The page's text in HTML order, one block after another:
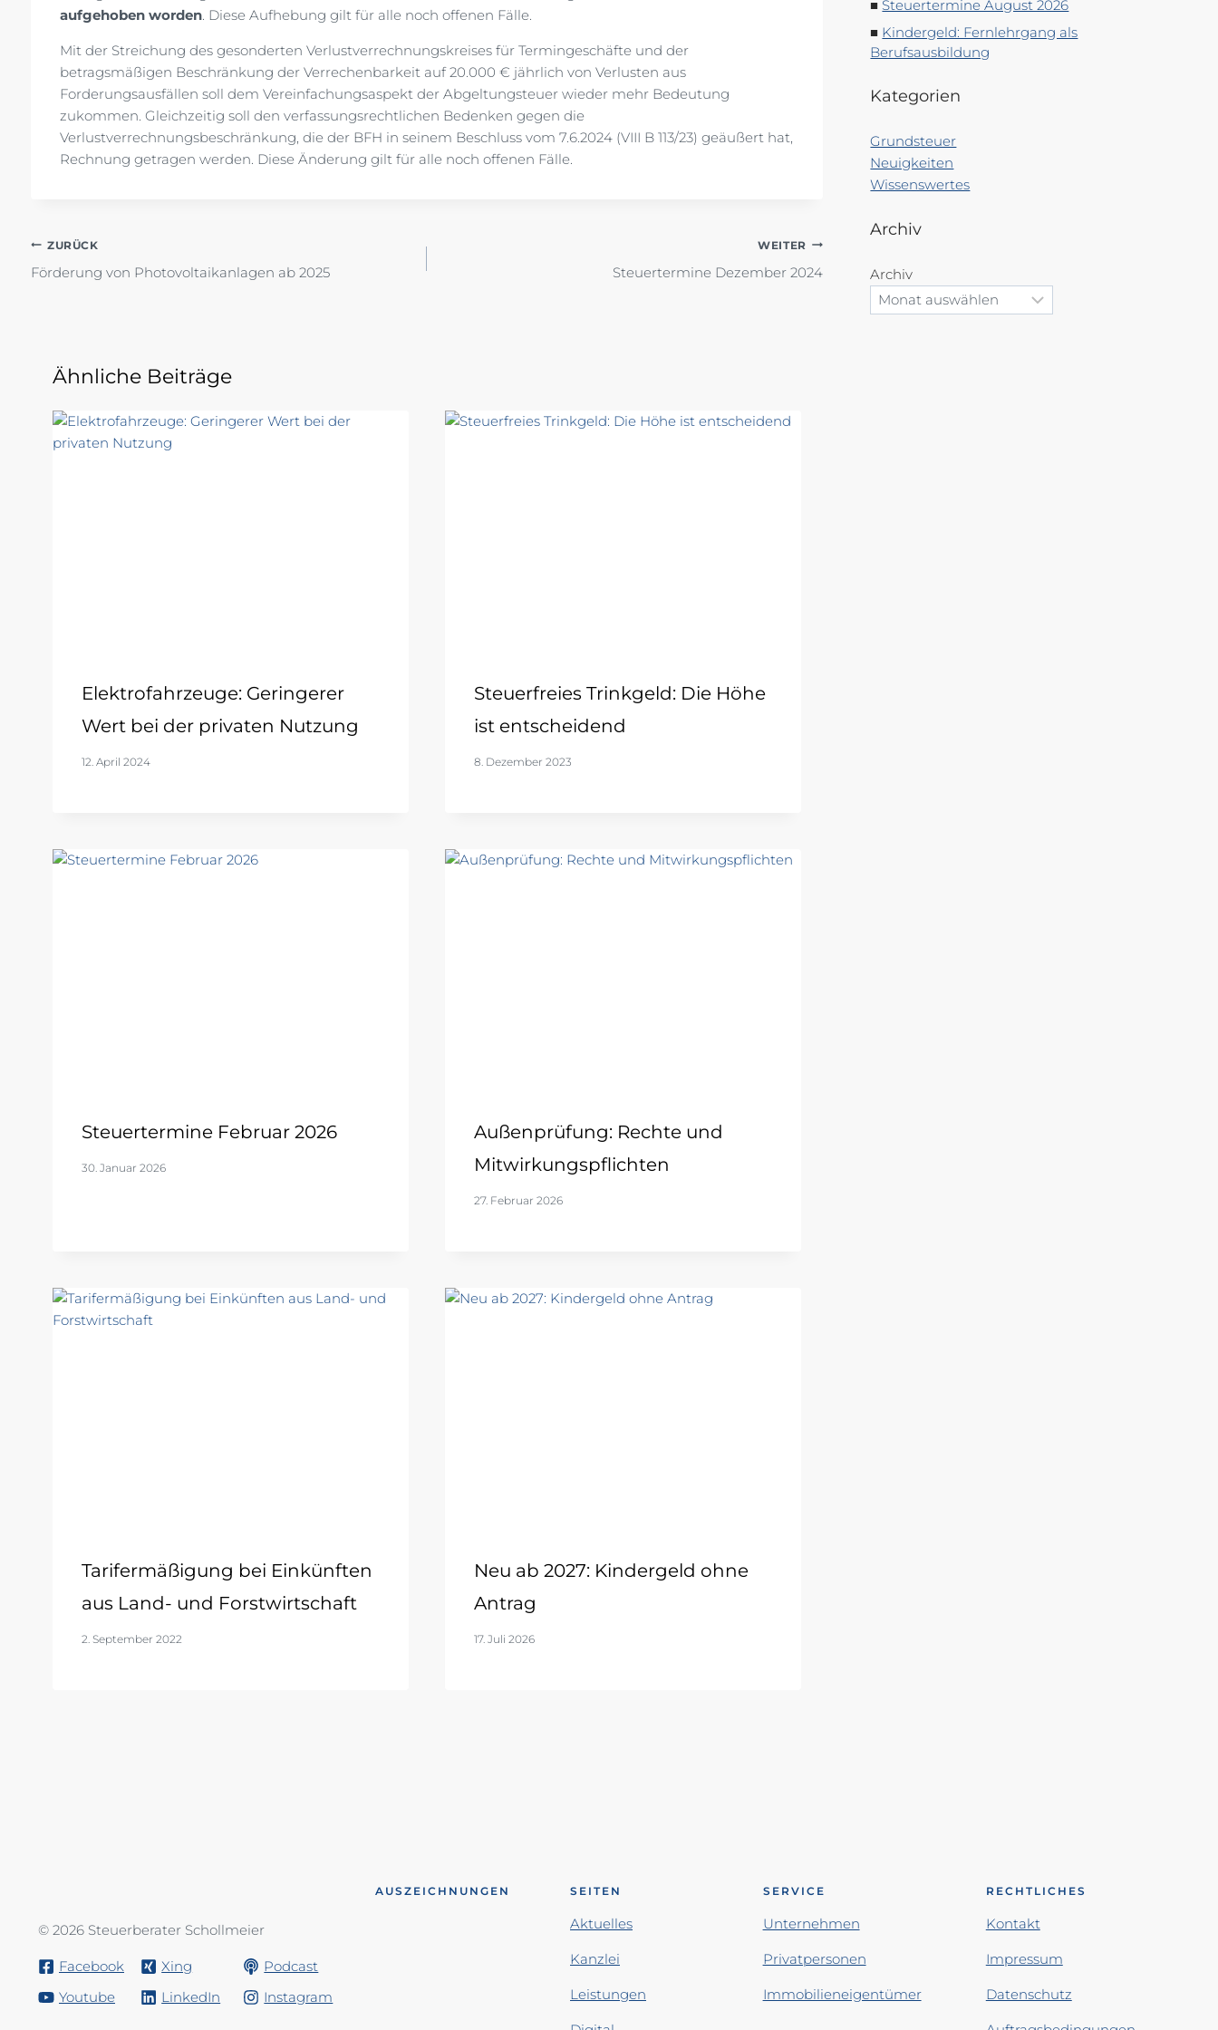
aufgehoben worden. Diese Aufhebung gilt für alle noch offenen Fälle.
Mit der Streichung des gesonderten Verlustverrechnungskreises für Termingeschäfte und der
betragsmäßigen Beschränkung der Verrechenbarkeit auf 20.000 € jährlich von Verlusten aus
Forderungsausfällen soll dem Vereinfachungsaspekt der Abgeltungsteuer wieder mehr Bedeutung
zukommen. Gleichzeitig soll den verfassungsrechtlichen Bedenken gegen die
Verlustverrechnungsbeschränkung, die der BFH in seinem Beschluss vom 7.6.2024 (VIII B 113/23) geäußert hat,
Rechnung getragen werden. Diese Änderung gilt für alle noch offenen Fälle.
Beitragsnavigation
ZURÜCK
Förderung von Photovoltaikanlagen ab 2025
WEITER
Steuertermine Dezember 2024
Ähnliche Beiträge
Elektrofahrzeuge: Geringerer
Wert bei der privaten Nutzung
12. April 2024
Steuerfreies Trinkgeld: Die Höhe
ist entscheidend
8. Dezember 2023
Steuertermine Februar 2026
30. Januar 2026
Außenprüfung: Rechte und
Mitwirkungspflichten
27. Februar 2026
Tarifermäßigung bei Einkünften
aus Land- und Forstwirtschaft
2. September 2022
Neu ab 2027: Kindergeld ohne
Antrag
17. Juli 2026
Steuertermine August 2026
Kindergeld: Fernlehrgang als
Berufsausbildung
Kategorien
Grundsteuer
Neuigkeiten
Wissenswertes
Archiv
Archiv
© 2026 Steuerberater Schollmeier
Facebook Xing
Podcast
Youtube
LinkedIn Instagram
AUSZEICHNUNGEN SEITEN
Aktuelles
Kanzlei
Leistungen
SERVICE
Unternehmen
Privatpersonen
Immobilieneigentümer
RECHTLICHES
Kontakt
Impressum
Datenschutz